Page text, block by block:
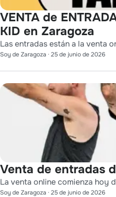
VENTA de
KID en Zaragoza
Las entradas están a la venta
Soy de Zaragoza · 25 de junio de 2026
Venta de entradas
La venta online comienza hoy
Soy de Zaragoza · 25 de junio de 2026